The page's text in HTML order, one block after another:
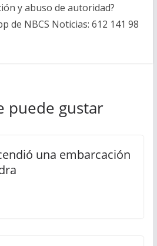
y abuso de autoridad?
de NBCS Noticias: 612 141 98
puede gustar
una embarcación